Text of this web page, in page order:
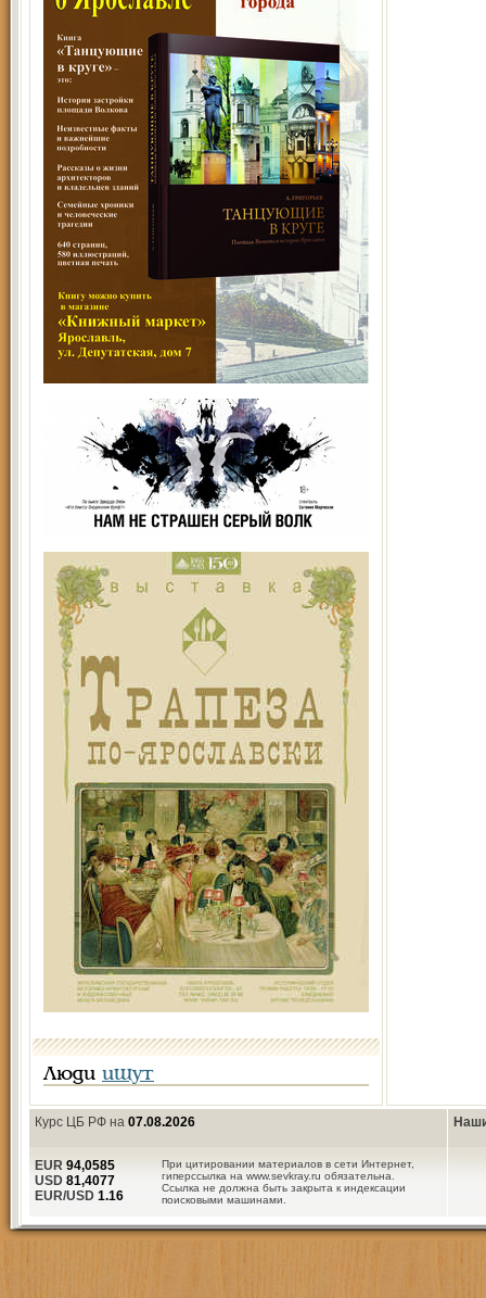
Люди ищут
Курс ЦБ РФ на 07.08.2026
При цитировании материалов в сети Интернет,
гиперссылка на www.sevkray.ru обязательна.
Ссылка не должна быть закрыта к индексации
поисковыми машинами.
EUR 94,0585
USD 81,4077
EUR/USD 1.16